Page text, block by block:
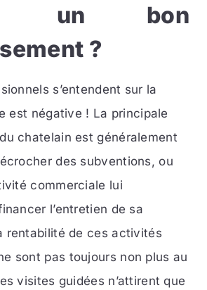
un bon
?
s’entendent sur la
est négative ! La principale
chatelain est généralement
des subventions, ou
commerciale lui
l’entretien de sa
rentabilité de ces activités
sont pas toujours non plus au
visites guidées n’attirent que